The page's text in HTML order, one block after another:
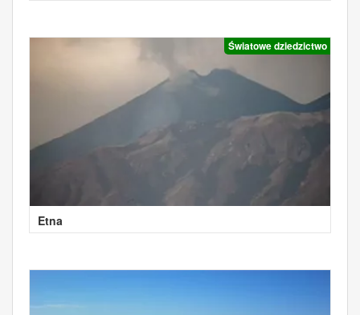
Światowe dziedzictwo
Etna